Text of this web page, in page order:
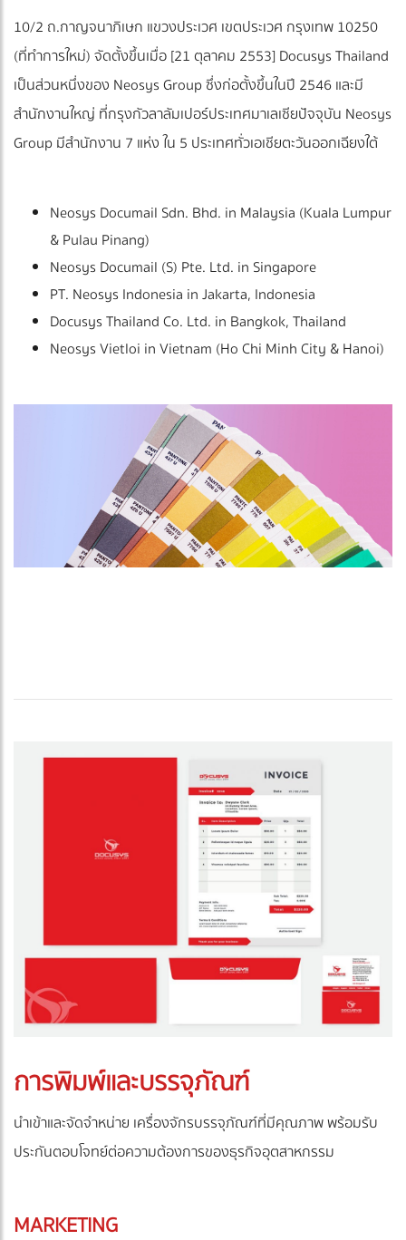
10/2 ถ.กาญจนาภิเษก แขวงประเวศ เขตประเวศ กรุงเทพ 10250
(ที่ทำการใหม่) จัดตั้งขึ้นเมื่อ [21 ตุลาคม 2553] Docusys Thailand
เป็นส่วนหนึ่งของ Neosys Group ซึ่งก่อตั้งขึ้นในปี 2546 และมี
สำนักงานใหญ่ ที่กรุงกัวลาลัมเปอร์ประเทศมาเลเซียปัจจุบัน Neosys
Group มีสำนักงาน 7 แห่ง ใน 5 ประเทศทั่วเอเชียตะวันออกเฉียงใต้
Neosys Documail Sdn. Bhd. in Malaysia (Kuala Lumpur
& Pulau Pinang)
Neosys Documail (S) Pte. Ltd. in Singapore
PT. Neosys Indonesia in Jakarta, Indonesia
Docusys Thailand Co. Ltd. in Bangkok, Thailand
Neosys Vietloi in Vietnam (Ho Chi Minh City & Hanoi)
การพิมพ์และบรรจุภัณฑ์
นำเข้าและจัดจำหน่าย เครื่องจักรบรรจุภัณฑ์ที่มีคุณภาพ พร้อมรับ
ประกันตอบโจทย์ต่อความต้องการของธุรกิจอุตสาหกรรม
MARKETING